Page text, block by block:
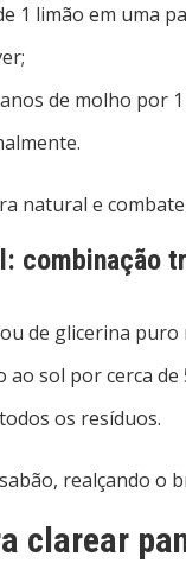
1 limão em uma
de molho por
natural e
combinação
de glicerina
ao sol por cerca de
os resíduos.
realçando o
clarear